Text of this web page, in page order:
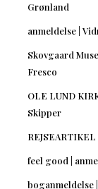
Grønland
anmeldelse |
Skovgaard
Fresco
OLE LUND
Skipper
feel good |